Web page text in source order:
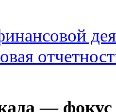
— фокус